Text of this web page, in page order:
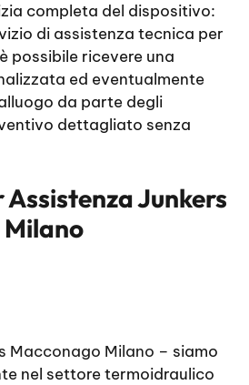
completa del dispositivo:
di assistenza tecnica per
possibile ricevere una
ed eventualmente
da parte degli
dettagliato senza
Assistenza Junkers
Macconago Milano – siamo
nel settore termoidraulico